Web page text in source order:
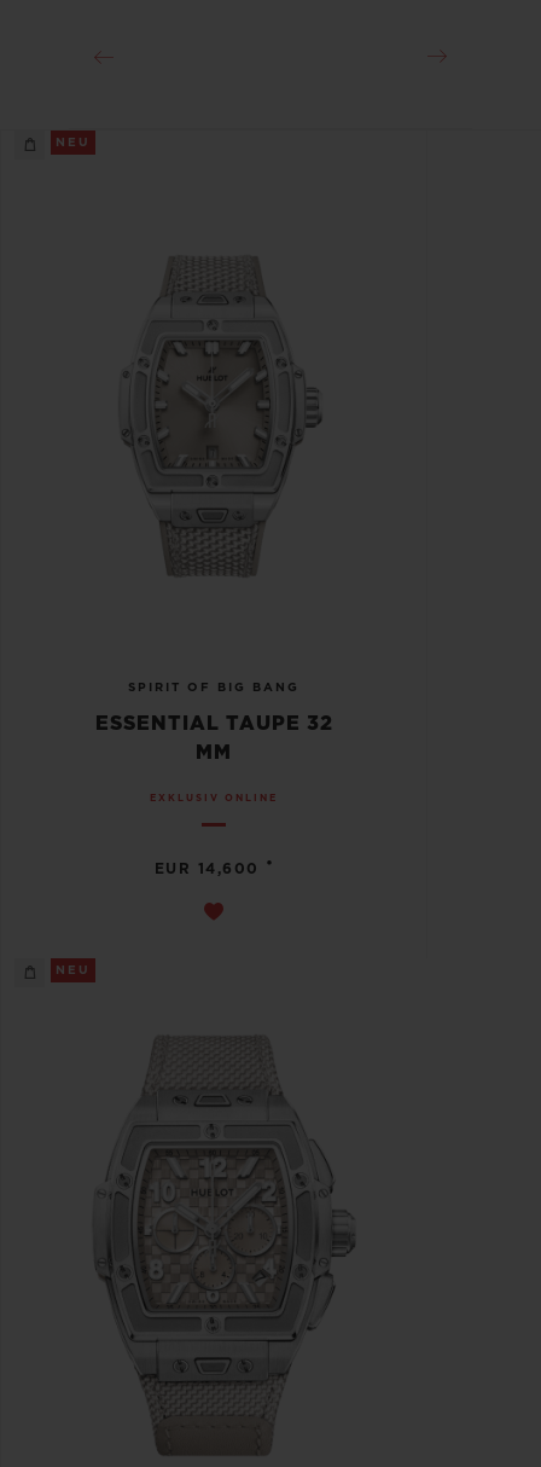
NEU
SPIRIT OF BIG BANG
ESSENTIAL TAUPE 32
MM
EXKLUSIV ONLINE
EUR 14,600 •
NEU